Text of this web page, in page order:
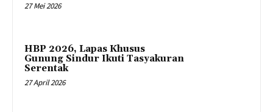
27 Mei 2026
HBP 2026, Lapas Khusus
Gunung Sindur Ikuti Tasyakuran
Serentak
27 April 2026